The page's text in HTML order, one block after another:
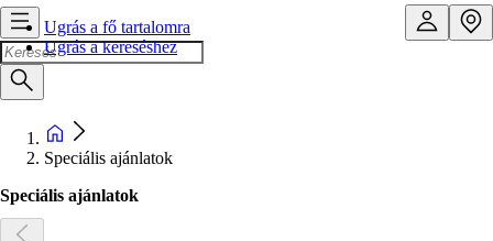
Ugrás a fő tartalomra
Ugrás a kereséshez
Speciális ajánlatok
Speciális ajánlatok